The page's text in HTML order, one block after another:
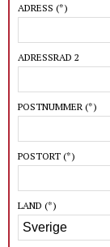
ADRESS (*)
ADRESSRAD 2
POSTNUMMER (*)
POSTORT (*)
LAND (*)